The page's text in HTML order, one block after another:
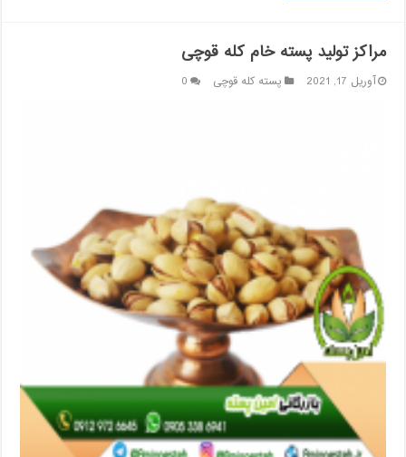
مراکز تولید پسته خام کله قوچی
آوریل 17, 2021 پسته کله قوچی 0